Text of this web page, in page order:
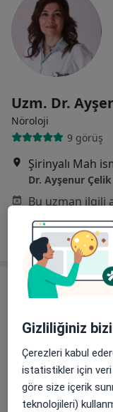
Uzm. Dr.
Nöroloji
9 görüş
Dr. Ayşenur
Randevu
Prof. Dr.
Gizliliğiniz
Çerezleri kabul
istatistikler için veri
göre size içerik
teknolojileri)